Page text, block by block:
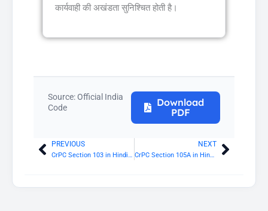
कार्यवाही की अखंडता सुनिश्चित होती है।
Source: Official India
Code
Download
PDF
PrevPREVIOUS
CrPC Section 103 in Hindi: मजिस्ट्रेट अपनी उपस्थिति में तलाशी का निदेश दे सकेगा
NEXT
CrPC Section 105A in Hindi: परिभाषाएं Next